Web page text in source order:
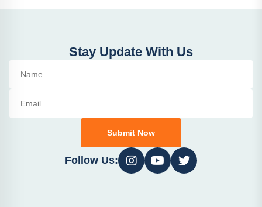
Stay Update With Us
Submit Now
Follow Us: